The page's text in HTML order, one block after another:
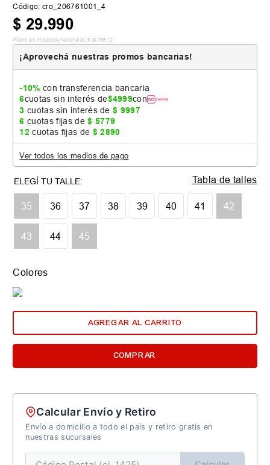
Código: cro_206761001_4
$ 29.990
Precio sin impuestos nacionales: $ 24.785 ,12
¡Aprovechá nuestras promos bancarias!
-10% con transferencia bancaria
6cuotas sin interés de$4999con
3 cuotas sin interés de$ 9997
6 cuotas fijas de$ 5779
12 cuotas fijas de $ 2890
Ver todos los medios de pago
35 36 37 38 39 40 41 42
43 44 45
Tabla de talles
Colores
AGREGAR AL CARRITO
COMPRAR
Calcular Envío y Retiro
Envío a domicilio a todo el país y retiro gratis en
nuestras sucursales